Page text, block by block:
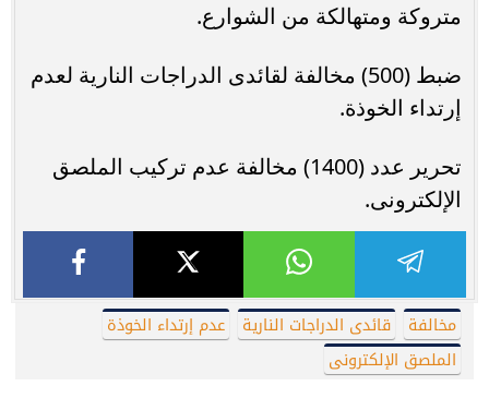
متروكة ومتهالكة من الشوارع.
ضبط (500) مخالفة لقائدى الدراجات النارية لعدم
إرتداء الخوذة.
تحرير عدد (1400) مخالفة عدم تركيب الملصق
الإلكترونى.
مخالفة قائدى الدراجات النارية
عدم إرتداء الخوذة
الملصق الإلكترونى